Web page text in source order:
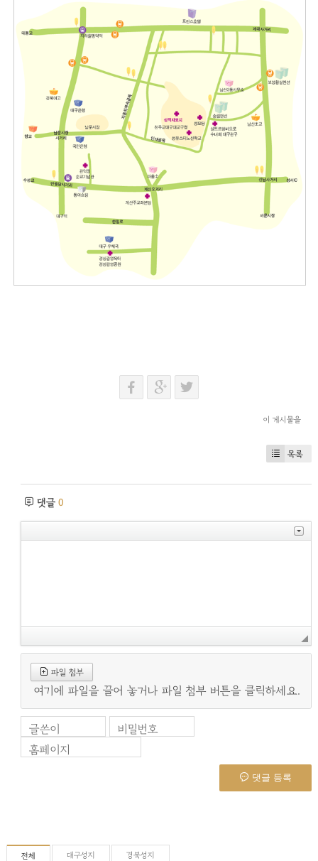
이 게시물을
목록
댓글 0
파일 첨부
여기에 파일을 끌어 놓거나 파일 첨부 버튼을 클릭하세요.
글쓴이
비밀번호
홈페이지
댓글 등록
전체 대구성지 경북성지